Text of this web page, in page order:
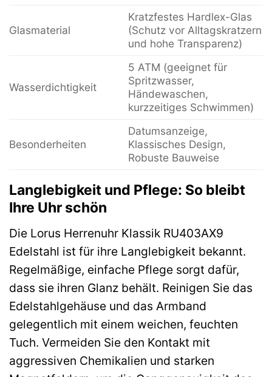
Glasmaterial
Kratzfestes Hardlex-Glas
(Schutz vor Alltagskratzern
und hohe Transparenz)
Wasserdichtigkeit
5 ATM (geeignet für
Spritzwasser,
Händewaschen,
kurzzeitiges Schwimmen)
Besonderheiten
Datumsanzeige,
Klassisches Design,
Robuste Bauweise
Langlebigkeit und Pflege: So bleibt
Ihre Uhr schön
Die Lorus Herrenuhr Klassik RU403AX9
Edelstahl ist für ihre Langlebigkeit bekannt.
Regelmäßige, einfache Pflege sorgt dafür,
dass sie ihren Glanz behält. Reinigen Sie das
Edelstahlgehäuse und das Armband
gelegentlich mit einem weichen, feuchten
Tuch. Vermeiden Sie den Kontakt mit
aggressiven Chemikalien und starken